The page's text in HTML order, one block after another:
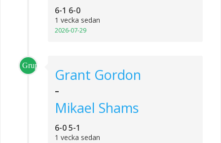
6-1 6-0
1 vecka sedan
2026-07-29
Grupp_1
Grant Gordon
-
Mikael Shams
6-0 5-1
1 vecka sedan